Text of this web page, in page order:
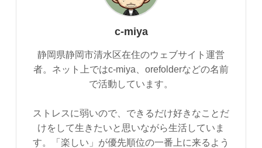
c-miya
静岡県静岡市清水区在住のウェブサイト運営
者。ネット上ではc-miya、orefolderなどの名前
で活動しています。
ストレスに弱いので、できるだけ好きなことだ
けをして生きたいと思いながら生活していま
す。「楽しい」が優先順位の一番上に来るよう